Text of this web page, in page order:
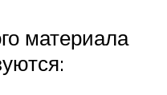
материала